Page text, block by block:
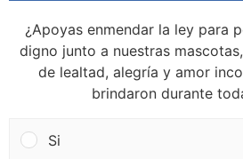
¿Apoyas enmendar la ley para
digno junto a nuestras
de lealtad, alegría y amor
brindaron durante
Si